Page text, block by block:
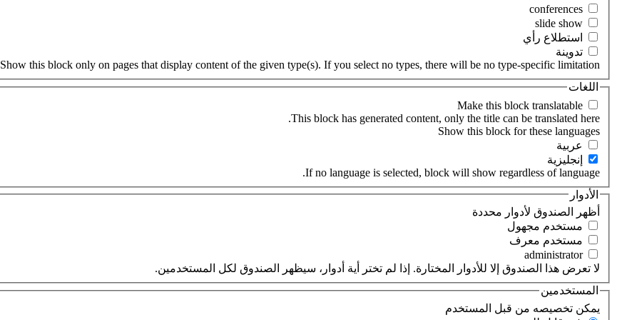
‏استطلاع رأي ‏
‏تدوينة ‏
Show this block only on pages that display content of the given type(s). If you select no types, there will be no type-specific limitation.
اللغات
This block has generated content, only the title can be translated here.
‏عربية ‏
‏إنجليزية ‏
If no language is selected, block will show regardless of language.
الأدوار
‏أظهر الصندوق لأدوار محددة ‏
‏مستخدم مجهول ‏
‏مستخدم معرف ‏
لا تعرض هذا الصندوق إلا للأدوار المختارة. إذا لم تختر أية أدوار، سيظهر الصندوق لكل المستخدمين.
المستخدمين
‏يمكن تخصيصه من قبل المستخدم ‏